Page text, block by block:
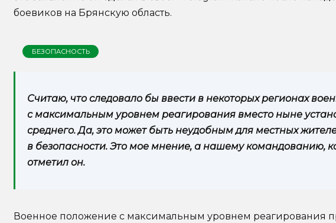
боевиков на Брянскую область.
БЕЗОПАСНОСТЬ
Считаю, что следовало бы ввести в некоторых регионах
с максимальным уровнем реагирования вместо ныне
среднего. Да, это может быть неудобным для местных
в безопасности. Это мое мнение, а нашему командованию,
отметил он.
Военное положение с максимальным уровнем реагирования